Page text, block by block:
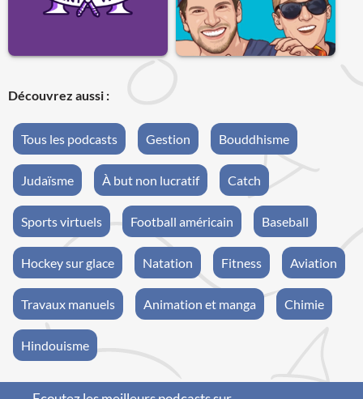
Découvrez aussi :
Tous les podcasts Gestion Bouddhisme
Judaïsme À but non lucratif Catch
Sports virtuels Football américain Baseball
Hockey sur glace Natation Fitness Aviation
Travaux manuels Animation et manga Chimie
Hindouisme